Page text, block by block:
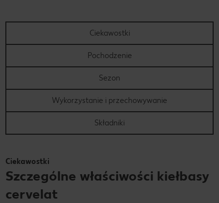
Ciekawostki
Pochodzenie
Sezon
Wykorzystanie i przechowywanie
Składniki
Ciekawostki
Szczególne właściwości kiełbasy
cervelat